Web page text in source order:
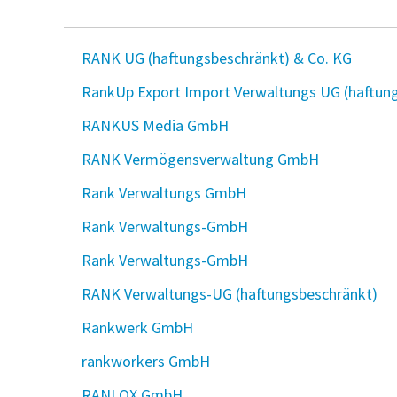
RANK UG (haftungsbeschränkt) & Co. KG
RankUp Export Import Verwaltungs UG
RANKUS Media GmbH
RANK Vermögensverwaltung GmbH
Rank Verwaltungs GmbH
Rank Verwaltungs-GmbH
Rank Verwaltungs-GmbH
RANK Verwaltungs-UG (haftungsbeschränkt)
Rankwerk GmbH
rankworkers GmbH